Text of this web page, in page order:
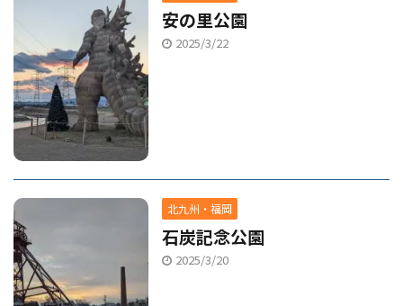
安の里公園
2025/3/22
北九州・福岡
石炭記念公園
2025/3/20